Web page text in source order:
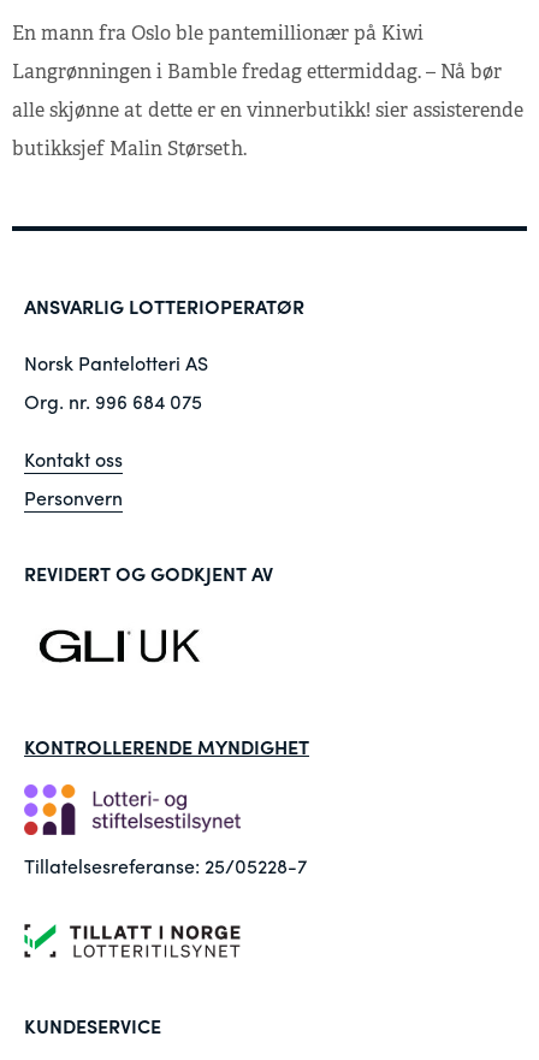
En mann fra Oslo ble pantemillionær på Kiwi
Langrønningen i Bamble fredag ettermiddag. – Nå bør
alle skjønne at dette er en vinnerbutikk! sier assisterende
butikksjef Malin Størseth.
ANSVARLIG LOTTERIOPERATØR
Norsk Pantelotteri AS
Org. nr. 996 684 075
Kontakt oss
Personvern
REVIDERT OG GODKJENT AV
KONTROLLERENDE MYNDIGHET
Tillatelsesreferanse: 25/05228-7
KUNDESERVICE